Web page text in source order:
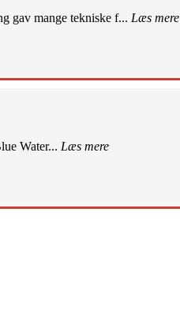
gav mange tekniske f... Læs mere
Water... Læs mere